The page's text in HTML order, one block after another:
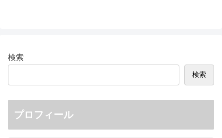
検索
検索
プロフィール